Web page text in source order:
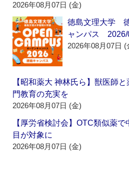
2026年08月07日 (金)
徳島文理大学
ャンパス 2026/
2026年08月07日 (
【昭和薬大 神林氏ら】獣医師
門教育の充実を
2026年08月07日 (金)
【厚労省検討会】OTC類似薬
目が対象に
2026年08月07日 (金)